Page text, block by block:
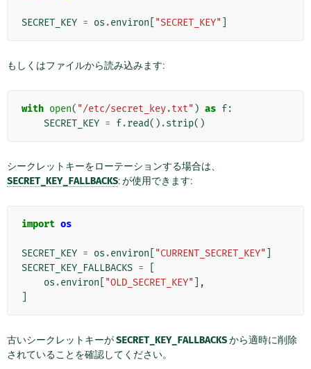
SECRET_KEY = os .environ "SECRET_KEY"
もしくはファイルから読み込みます:
with open( "/etc/secret_key.txt" ) as f:
SECRET_KEY = f.read() .strip()
シークレットキーをローテーションする場合は、
SECRET_KEY_FALLBACKS: が使用できます:
import os
SECRET_KEY = os .environ "CURRENT_SECRET_KEY"
SECRET_KEY_FALLBACKS =
os .environ "OLD_SECRET_KEY"
],
古いシークレットキーがSECRET_KEY_FALLBACKSから適時に削除
されていることを確認してください。